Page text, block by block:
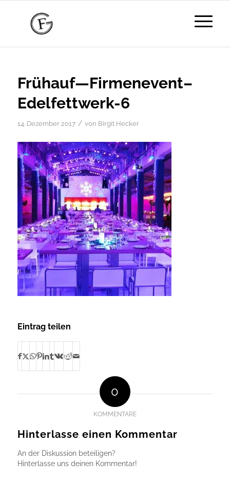
Frühauf—Firmenevent–
Edelfettwerk-6
14. Dezember 2017 / von Birgit Hecker
Eintrag teilen
0
KOMMENTARE
Hinterlasse einen Kommentar
An der Diskussion beteiligen?
Hinterlasse uns deinen Kommentar!